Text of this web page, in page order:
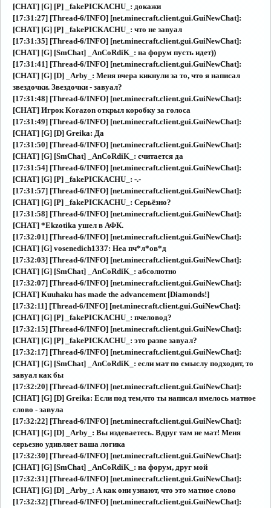
[CHAT] [G] [P] _fakePICKACHU_: докажи
[17:31:27] [Thread-6/INFO] [net.minecraft.client.gui.GuiNewChat]:
[CHAT] [G] [P] _fakePICKACHU_: что не завуал
[17:31:35] [Thread-6/INFO] [net.minecraft.client.gui.GuiNewChat]:
[CHAT] [G] [SmChat] _AnCoRdiK_: на форум пусть идет))
[17:31:41] [Thread-6/INFO] [net.minecraft.client.gui.GuiNewChat]:
[CHAT] [G] [D] _Arby_: Меня вчера кикнули за то, что я написал
звездочки. Звездочки - завуал?
[17:31:48] [Thread-6/INFO] [net.minecraft.client.gui.GuiNewChat]:
[CHAT] Игрок Korazon открыл коробку за голоса
[17:31:49] [Thread-6/INFO] [net.minecraft.client.gui.GuiNewChat]:
[CHAT] [G] [D] Greika: Да
[17:31:50] [Thread-6/INFO] [net.minecraft.client.gui.GuiNewChat]:
[CHAT] [G] [SmChat] _AnCoRdiK_: считается да
[17:31:54] [Thread-6/INFO] [net.minecraft.client.gui.GuiNewChat]:
[CHAT] [G] [P] _fakePICKACHU_: -.-
[17:31:57] [Thread-6/INFO] [net.minecraft.client.gui.GuiNewChat]:
[CHAT] [G] [P] _fakePICKACHU_: Серьёзно?
[17:31:58] [Thread-6/INFO] [net.minecraft.client.gui.GuiNewChat]:
[CHAT] *Ekzotika ушел в АФК.
[17:32:01] [Thread-6/INFO] [net.minecraft.client.gui.GuiNewChat]:
[CHAT] [G] vosenedich1337: Неа пч*л*ов*д
[17:32:03] [Thread-6/INFO] [net.minecraft.client.gui.GuiNewChat]:
[CHAT] [G] [SmChat] _AnCoRdiK_: абсолютно
[17:32:07] [Thread-6/INFO] [net.minecraft.client.gui.GuiNewChat]:
[CHAT] Kuuhaku has made the advancement [Diamonds!]
[17:32:11] [Thread-6/INFO] [net.minecraft.client.gui.GuiNewChat]:
[CHAT] [G] [P] _fakePICKACHU_: пчеловод?
[17:32:15] [Thread-6/INFO] [net.minecraft.client.gui.GuiNewChat]:
[CHAT] [G] [P] _fakePICKACHU_: это разве завуал?
[17:32:17] [Thread-6/INFO] [net.minecraft.client.gui.GuiNewChat]:
[CHAT] [G] [SmChat] _AnCoRdiK_: если мат по смыслу подходит, то
завуал как бы
[17:32:20] [Thread-6/INFO] [net.minecraft.client.gui.GuiNewChat]:
[CHAT] [G] [D] Greika: Если под тем,что ты написал имелось матное
слово - завула
[17:32:22] [Thread-6/INFO] [net.minecraft.client.gui.GuiNewChat]:
[CHAT] [G] [D] _Arby_: Вы издеваетесь. Вдруг там не мат! Меня
серьезно удивляет ваша логика
[17:32:30] [Thread-6/INFO] [net.minecraft.client.gui.GuiNewChat]:
[CHAT] [G] [SmChat] _AnCoRdiK_: на форум, друг мой
[17:32:31] [Thread-6/INFO] [net.minecraft.client.gui.GuiNewChat]:
[CHAT] [G] [D] _Arby_: А как они узнают, что это матное слово
[17:32:32] [Thread-6/INFO] [net.minecraft.client.gui.GuiNewChat]: